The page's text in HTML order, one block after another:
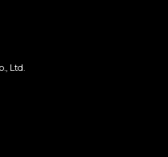
Ltd.